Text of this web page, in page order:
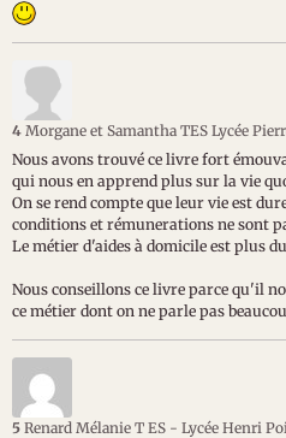
4 Morgane et Samantha TES Lycée
Nous avons trouvé ce livre fort
qui nous en apprend plus sur la vie
On se rend compte que leur vie est
conditions et rémunerations ne sont
Le métier d'aides à domicile est plus
Nous conseillons ce livre parce qu'il
ce métier dont on ne parle pas
5 Renard Mélanie T ES - Lycée Henri